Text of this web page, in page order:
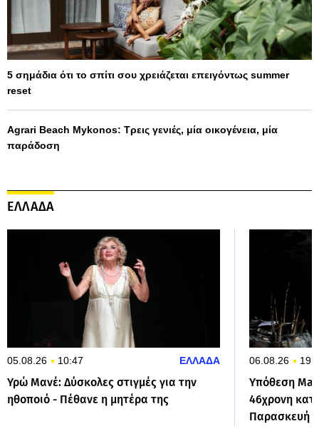
5 σημάδια ότι το σπίτι σου χρειάζεται επειγόντως summer
reset
Agrari Beach Mykonos: Τρεις γενιές, μία οικογένεια, μία
παράδοση
ΕΛΛΑΔΑ
05.08.26 10:47 ΕΛΛΑΔΑ
Υρώ Μανέ: Δύσκολες στιγμές για την
ηθοποιό - Πέθανε η μητέρα της
06.08.26
Υπόθεση
46χρονη
Παρασκευή